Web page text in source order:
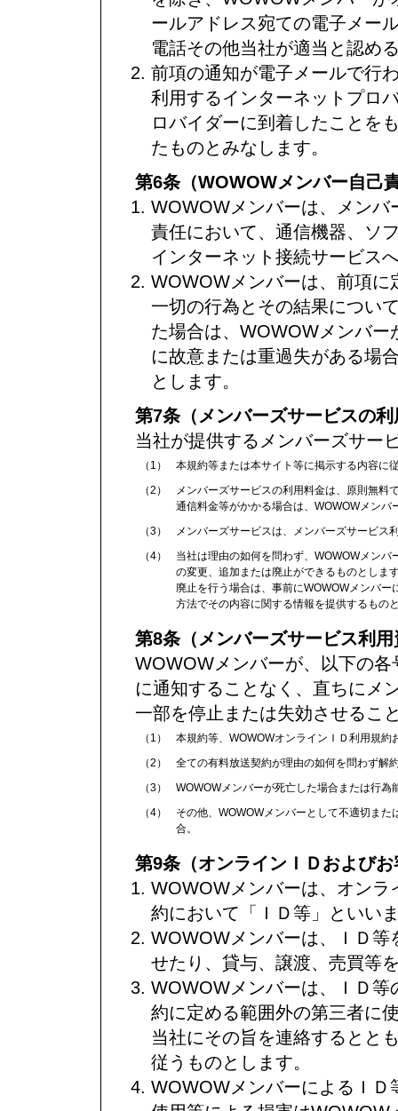
ールアドレス宛ての電子メー
電話その他当社が適当と認め
前項の通知が電子メールで行
利用するインターネットプロ
ロバイダーに到着したことを
たものとみなします。
第6条（WOWOWメンバー自己
WOWOWメンバーは、メン
責任において、通信機器、ソ
インターネット接続サービス
WOWOWメンバーは、前項
一切の行為とその結果につい
た場合は、WOWOWメンバ
に故意または重過失がある場
とします。
第7条（メンバーズサービスの
当社が提供するメンバーズサー
（1）
本規約等または本サイト等に掲示する内容に
（2）
メンバーズサービスの利用料金は、原則無料
通信料金等がかかる場合は、WOWOWメンバ
（3）
メンバーズサービスは、メンバーズサービス
（4）
当社は理由の如何を問わず、WOWOWメン
の変更、追加または廃止ができるものとしま
廃止を行う場合は、事前にWOWOWメンバ
方法でその内容に関する情報を提供するもの
第8条（メンバーズサービス利
WOWOWメンバーが、以下の
に通知することなく、直ちにメ
一部を停止または失効させるこ
（1）
本規約等、WOWOWオンラインＩＤ利用規
（2）
全ての有料放送契約が理由の如何を問わず解
（3）
WOWOWメンバーが死亡した場合または行為
（4）
その他、WOWOWメンバーとして不適切ま
合。
第9条（オンラインＩＤおよび
WOWOWメンバーは、オン
約において「ＩＤ等」といい
WOWOWメンバーは、ＩＤ
せたり、貸与、譲渡、売買等
WOWOWメンバーは、ＩＤ
約に定める範囲外の第三者に
当社にその旨を連絡するとと
従うものとします。
WOWOWメンバーによるＩ